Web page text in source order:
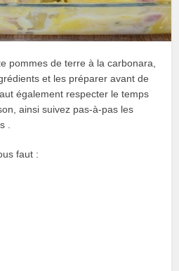
pommes de terre à la carbonara,
et les préparer avant de
également respecter le temps
ainsi suivez pas-à-pas les
.
faut :